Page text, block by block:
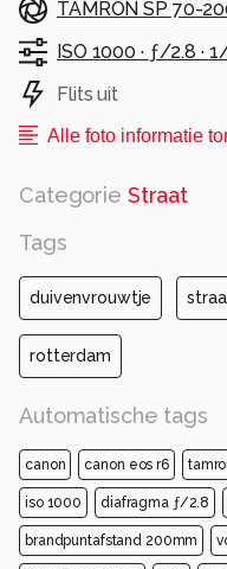
TAMRON SP 70-
ISO 1000 · ƒ/2.8 ·
Flits uit
Alle foto informatie
Categorie Straat
Tags
duivenvrouwtje
rotterdam
Automatische tags
canon canon eos r6
iso 1000 diafragma ƒ/2.8
brandpuntafstand 200mm